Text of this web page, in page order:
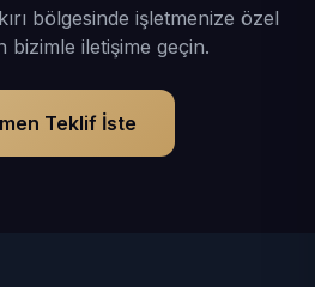
bölgesinde işletmenize özel
bizimle iletişime geçin.
Teklif İste